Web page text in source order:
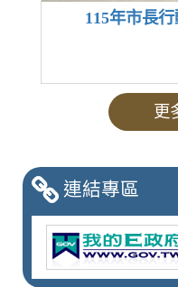
115年市長
更
連結專區